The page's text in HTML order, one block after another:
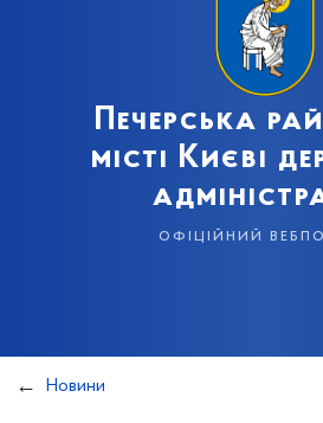
Печерська
місті Києві
офіційний
Новини